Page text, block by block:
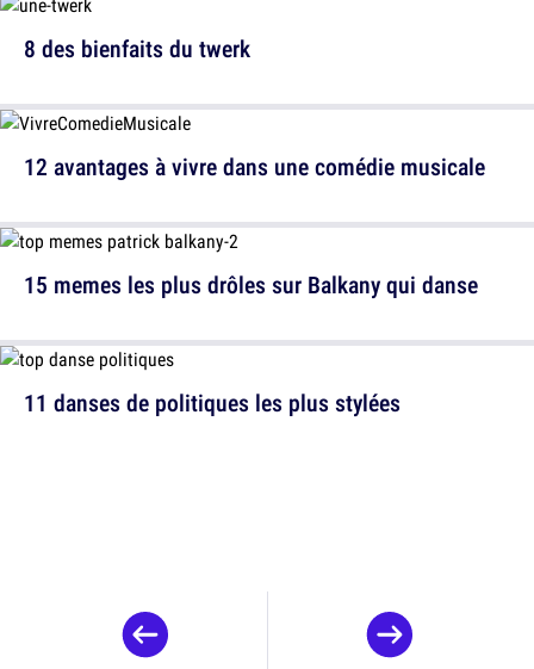
12 avantages à vivre dans une comédie musicale
11 danses de politiques les plus stylées
8 des bienfaits du twerk
15 memes les plus drôles sur Balkany qui danse